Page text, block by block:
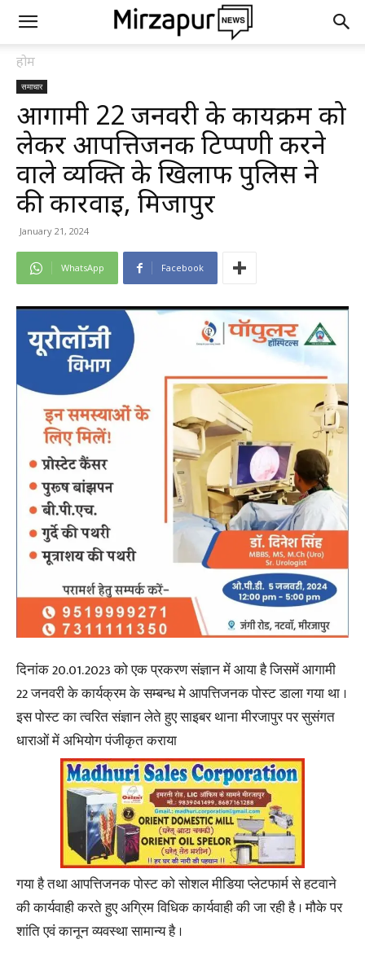
होम
समाचार
आगामी 22 जनवरी के कार्यक्रम को
लेकर आपत्तिजनक टिप्पणी करने
वाले व्यक्ति के खिलाफ पुलिस ने
की कार्रवाई, मिर्जापुर
January 21, 2024
WhatsApp Facebook
दिनांक 20.01.2023 को एक प्रकरण संज्ञान में आया है जिसमें आगामी
22 जनवरी के कार्यक्रम के सम्बन्ध मे आपत्तिजनक पोस्ट डाला गया था ।
इस पोस्ट का त्वरित संज्ञान लेते हुए साइबर थाना मीरजापुर पर सुसंगत
धाराओं में अभियोग पंजीकृत कराया
गया है तथा आपत्तिजनक पोस्ट को सोशल मीडिया प्लेटफार्म से हटवाने
की कार्यवाही करते हुए अग्रिम विधिक कार्यवाही की जा रही है । मौके पर
शांति एवं कानून व्यवस्था सामान्य है ।